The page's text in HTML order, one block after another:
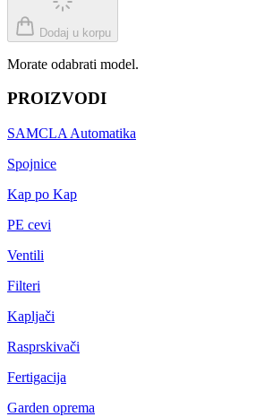
Dodaj u korpu
Morate odabrati model.
PROIZVODI
SAMCLA Automatika
Spojnice
Kap po Kap
PE cevi
Ventili
Filteri
Kapljači
Rasprskivači
Fertigacija
Garden oprema